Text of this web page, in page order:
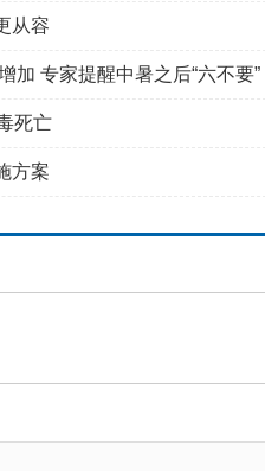
从容
加 专家提醒中暑之后“六不要”
死亡
方案